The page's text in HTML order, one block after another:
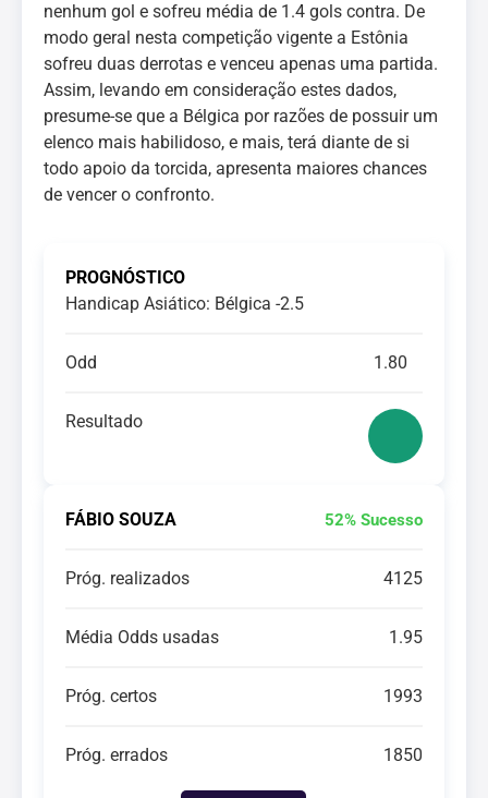
nenhum gol e sofreu média de 1.4 gols contra. De
modo geral nesta competição vigente a Estônia
sofreu duas derrotas e venceu apenas uma partida.
Assim, levando em consideração estes dados,
presume-se que a Bélgica por razões de possuir um
elenco mais habilidoso, e mais, terá diante de si
todo apoio da torcida, apresenta maiores chances
de vencer o confronto.
PROGNÓSTICO
Handicap Asiático: Bélgica -2.5
Odd 1.80
Resultado
FÁBIO SOUZA 52% Sucesso
Próg. realizados 4125
Média Odds usadas 1.95
Próg. certos 1993
Próg. errados 1850